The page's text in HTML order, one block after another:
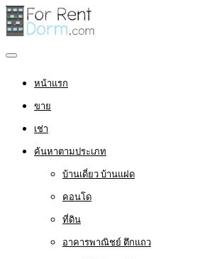
หน้าแรก
ขาย
เช่า
ค้นหาตามประเภท
บ้านเดี่ยว บ้านแฝด
คอนโด
ที่ดิน
อาคารพาณิชย์ ตึกแถว